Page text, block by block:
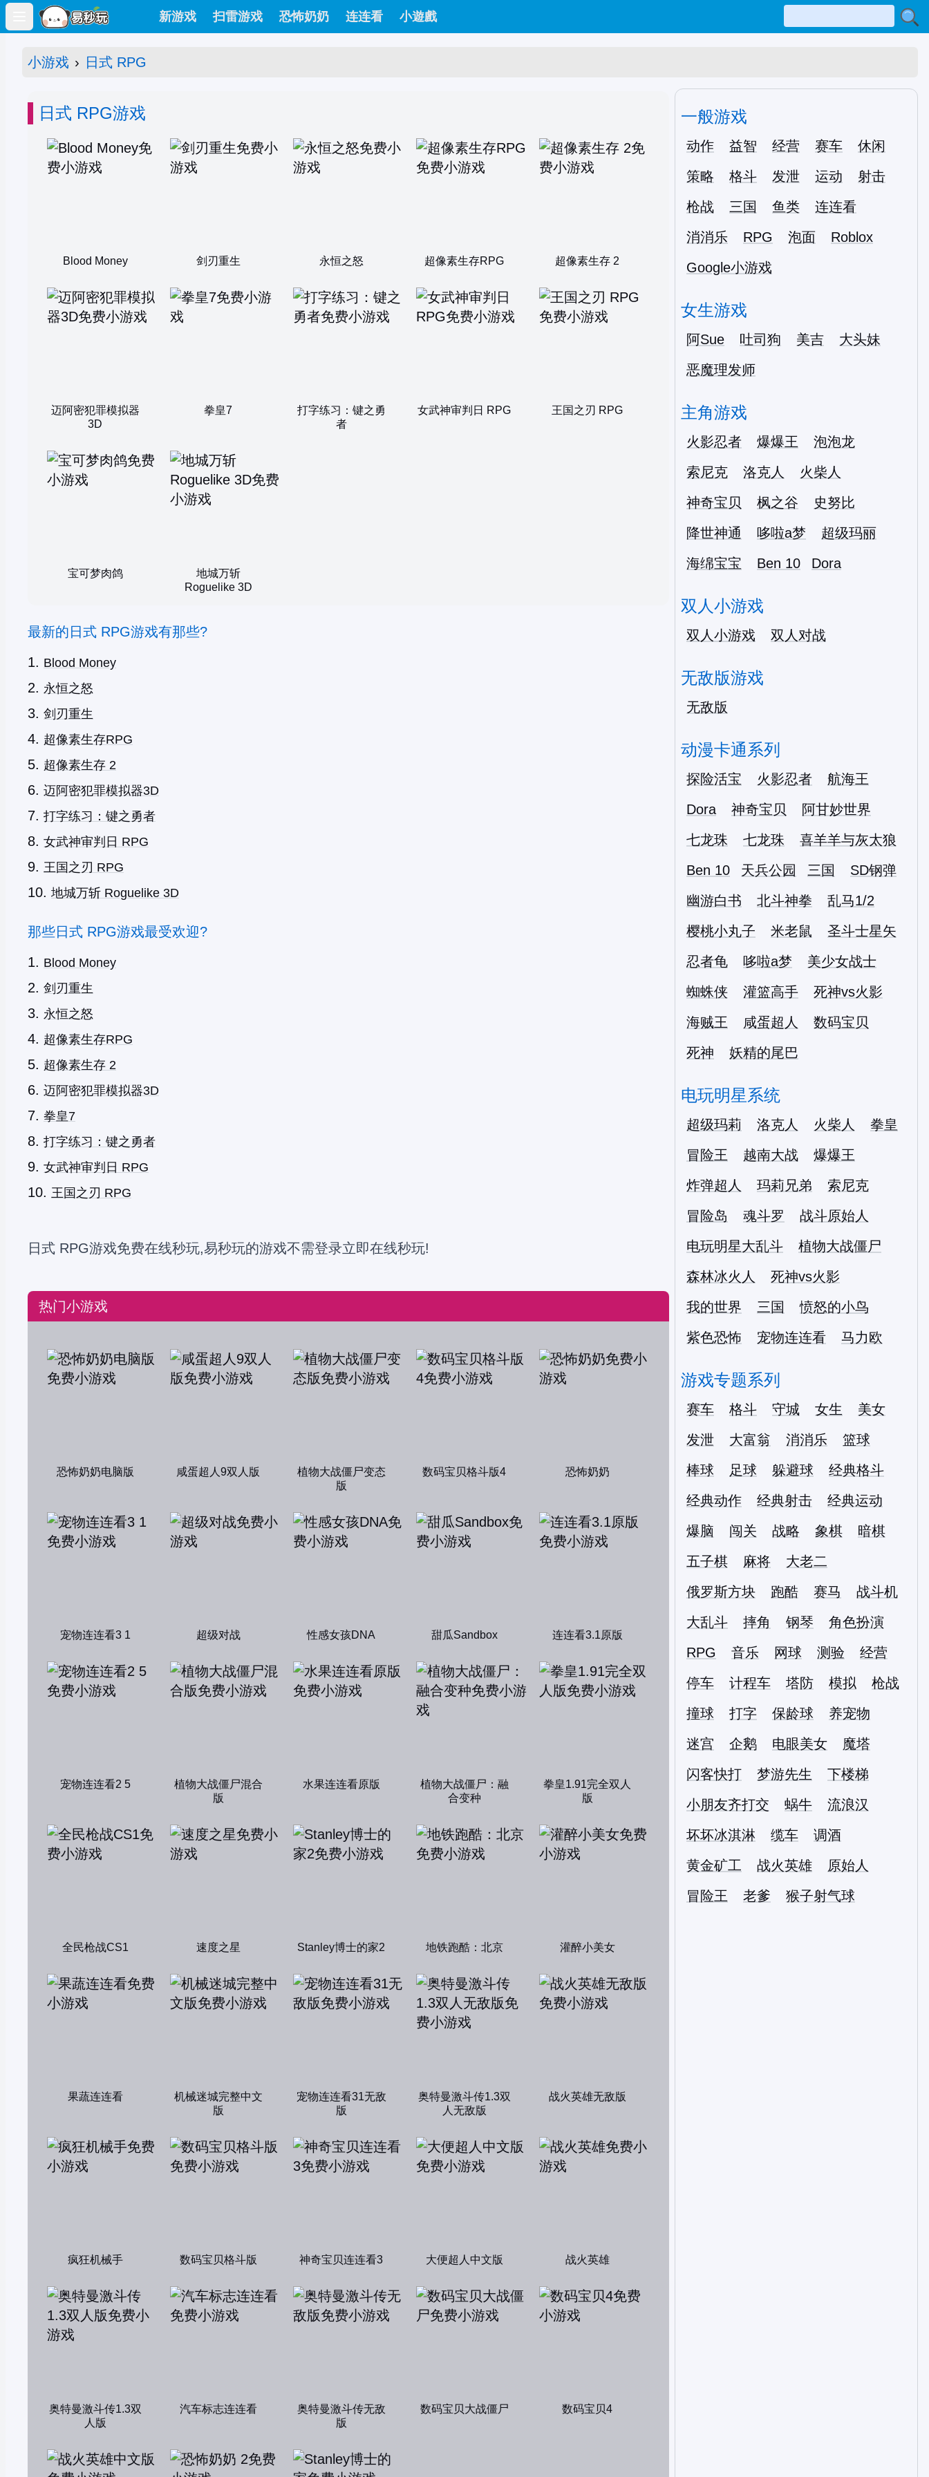
Open main menu
新游戏 扫雷游戏 恐怖奶奶 连连看 小遊戲
小游戏 › 日式 RPG
日式 RPG游戏
Blood Money 剑刃重生 永恒之怒 超像素生存RPG 超像素生存 2
迈阿密犯罪模拟器
3D
拳皇7
打字练习：键之勇
者
女武神审判日 RPG 王国之刃 RPG
宝可梦肉鸽
地城万斩
Roguelike 3D
最新的日式 RPG游戏有那些?
Blood Money
永恒之怒
剑刃重生
超像素生存RPG
超像素生存 2
迈阿密犯罪模拟器3D
打字练习：键之勇者
女武神审判日 RPG
王国之刃 RPG
地城万斩 Roguelike 3D
那些日式 RPG游戏最受欢迎?
Blood Money
剑刃重生
永恒之怒
超像素生存RPG
超像素生存 2
迈阿密犯罪模拟器3D
拳皇7
打字练习：键之勇者
女武神审判日 RPG
王国之刃 RPG
日式 RPG游戏免费在线秒玩,易秒玩的游戏不需登录立即在线秒玩!
热门小游戏
恐怖奶奶电脑版 咸蛋超人9双人版
植物大战僵尸变态
版
数码宝贝格斗版4 恐怖奶奶
宠物连连看3 1 超级对战 性感女孩DNA 甜瓜Sandbox 连连看3.1原版
宠物连连看2 5
植物大战僵尸混合
版
水果连连看原版
植物大战僵尸：融
合变种
拳皇1.91完全双人
版
全民枪战CS1 速度之星 Stanley博士的家2 地铁跑酷：北京 灌醉小美女
果蔬连连看
机械迷城完整中文
版
宠物连连看31无敌
版
奥特曼激斗传1.3双
人无敌版
战火英雄无敌版
疯狂机械手 数码宝贝格斗版 神奇宝贝连连看3 大便超人中文版 战火英雄
奥特曼激斗传1.3双
人版
汽车标志连连看
奥特曼激斗传无敌
版
数码宝贝大战僵尸 数码宝贝4
一般游戏
动作 益智 经营 赛车
休闲
策略
格斗 发泄 运动
射击
枪战
三国 鱼类
连连看
消消乐
RPG 泡面
Roblox
Google小游戏
女生游戏
阿Sue 吐司狗 美吉
大头妹
恶魔理发师
主角游戏
火影忍者 爆爆王
泡泡龙
索尼克
洛克人
火柴人
神奇宝贝
枫之谷
史努比
降世神通
哆啦a梦
超级玛丽
海绵宝宝
Ben 10 Dora
双人小游戏
双人小游戏 双人对战
无敌版游戏
无敌版
动漫卡通系列
探险活宝 火影忍者
航海王
Dora
神奇宝贝
阿甘妙世界
七龙珠
七龙珠
喜羊羊与灰太狼
Ben 10
天兵公园 三国
SD钢弹
幽游白书
北斗神拳
乱马1/2
樱桃小丸子
米老鼠
圣斗士星矢
忍者龟
哆啦a梦
美少女战士
蜘蛛侠
灌篮高手
死神vs火影
海贼王
咸蛋超人
数码宝贝
死神
妖精的尾巴
电玩明星系统
超级玛莉 洛克人 火柴人
拳皇
冒险王
越南大战
爆爆王
炸弹超人
玛莉兄弟
索尼克
冒险岛
魂斗罗
战斗原始人
电玩明星大乱斗
植物大战僵尸
森林冰火人
死神vs火影
我的世界
三国
愤怒的小鸟
紫色恐怖
宠物连连看 马力欧
游戏专题系列
赛车 格斗 守城 女生
美女
发泄
大富翁 消消乐
篮球
棒球
足球 躲避球
经典格斗
经典动作
经典射击
经典运动
爆脑
闯关 战略 象棋
暗棋
五子棋
麻将
大老二
俄罗斯方块
跑酷 赛马
战斗机
大乱斗
摔角 钢琴
角色扮演
RPG
音乐 网球 测验
经营
停车
计程车 塔防 模拟
枪战
撞球
打字 保龄球
养宠物
迷宫
企鹅 电眼美女
魔塔
闪客快打
梦游先生
下楼梯
小朋友齐打交
蜗牛
流浪汉
坏坏冰淇淋
缆车
调酒
黄金矿工
战火英雄
原始人
冒险王
老爹 猴子射气球